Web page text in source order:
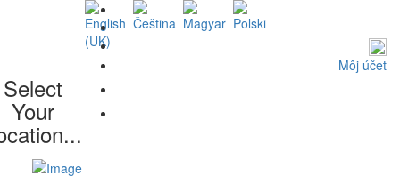
Select
Your
Môj účet